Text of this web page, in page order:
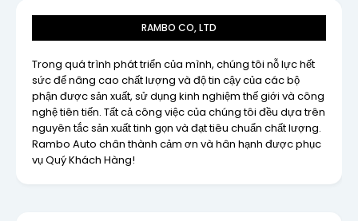
RAMBO CO, LTD
Trong quá trình phát triển của mình, chúng tôi nỗ lực hết
sức để nâng cao chất lượng và độ tin cậy của các bộ
phận được sản xuất, sử dụng kinh nghiệm thế giới và công
nghệ tiên tiến. Tất cả công việc của chúng tôi đều dựa trên
nguyên tắc sản xuất tinh gọn và đạt tiêu chuẩn chất lượng.
Rambo Auto chân thành cảm ơn và hân hạnh được phục
vụ Quý Khách Hàng!